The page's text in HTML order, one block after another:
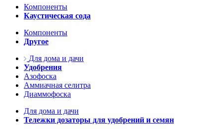
Компоненты
Каустическая сода
Компоненты
Другое
Для дома и дачи
Удобрения
Азофоска
Аммиачная селитра
Диаммофоска
Для дома и дачи
Тележки дозаторы для удобрений и семян